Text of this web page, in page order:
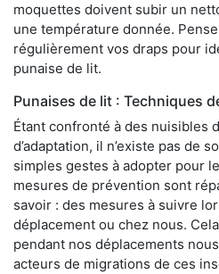
moquettes doivent subir un
une température donnée.
régulièrement vos draps pour
punaise de lit.
Punaises de lit : Techniques
Étant confronté à des nuisibles
d’adaptation, il n’existe pas de
simples gestes à adopter pour
mesures de prévention sont
savoir : des mesures à suivre
déplacement ou chez nous.
pendant nos déplacements
acteurs de migrations de ces